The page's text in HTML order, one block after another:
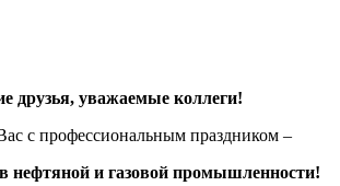
друзья, уважаемые коллеги!
с профессиональным праздником –
нефтяной и газовой промышленности!